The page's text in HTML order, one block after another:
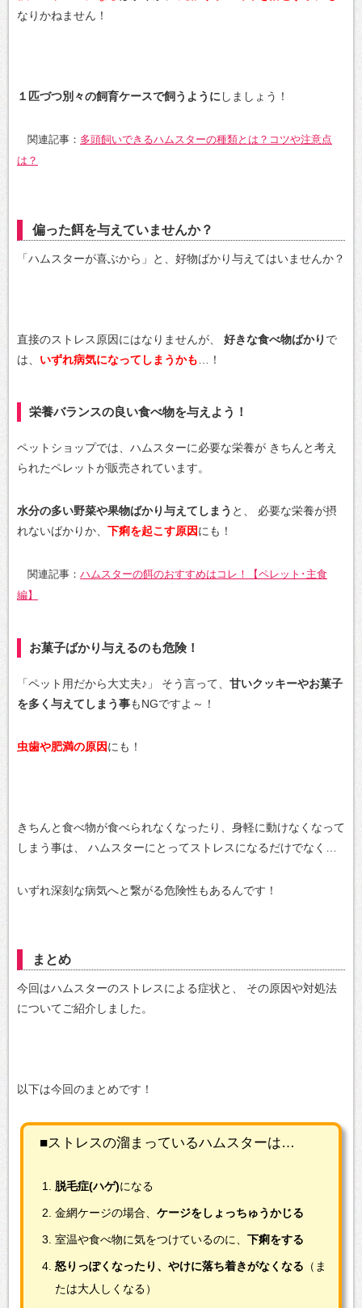
なりかねません！
１匹づつ別々の飼育ケースで飼うように しましょう！
関連記事： 多頭飼いできるハムスターの種類とは？コツや注意点
は？
偏った餌を与えていませんか？
「ハムスターが喜ぶから」と、好物ばかり与えてはいませんか？
直接のストレス原因にはなりませんが、 好きな食べ物ばかり で
は、 いずれ病気になってしまうかも …！
栄養バランスの良い食べ物を与えよう！
ペットショップでは、ハムスターに必要な栄養が きちんと考え
られたペレットが販売されています。
水分の多い野菜や果物ばかり与えてしまう と、
必要な栄養が摂
れないばかりか、 下痢を起こす原因にも！
関連記事： ハムスターの餌のおすすめはコレ！【ペレット･主食
編】
お菓子ばかり与えるのも危険！
「ペット用だから大丈夫♪」 そう言って、 甘いクッキーやお菓子
を多く与えてしまう事もNGですよ～！
虫歯や肥満の原因にも！
きちんと食べ物が食べられなくなったり、身軽に動けなくなって
しまう事は、
ハムスターにとってストレスになるだけでなく…
いずれ深刻な病気へと繋がる危険性もあるんです！
まとめ
今回はハムスターのストレスによる症状と、
その原因や対処法
についてご紹介しました。
以下は今回のまとめです！
■ストレスの溜まっているハムスターは…
脱毛症(ハゲ)になる
金網ケージの場合、 ケージをしょっちゅうかじる
室温や食べ物に気をつけているのに、 下痢をする
怒りっぽくなったり、やけに落ち着きがなくなる （ま
たは大人しくなる）